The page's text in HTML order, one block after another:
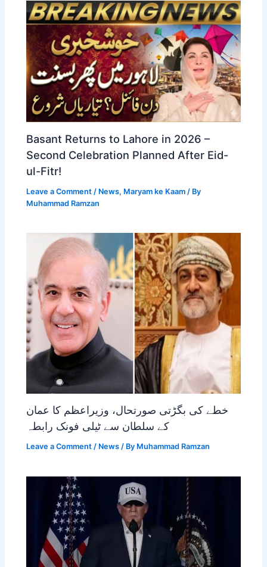
Basant Returns to Lahore in 2026 –
Second Celebration Planned After Eid-
ul-Fitr!
Leave a Comment / News, Maryam ke Kaam / By
Muhammad Ramzan
خطے کی بگڑتی صورتحال، وزیراعظم کا عمان
کے سلطان سے ٹیلی فونک رابطہ
Leave a Comment / News / By Muhammad Ramzan